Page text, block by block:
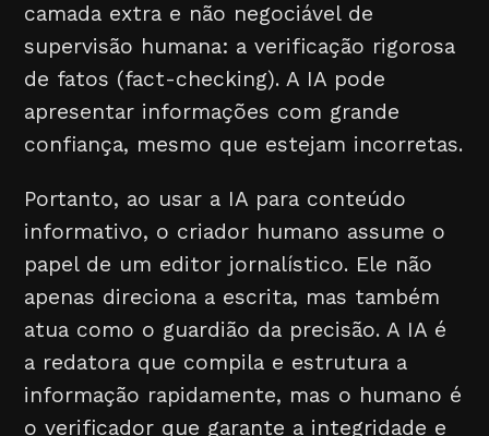
camada extra e não negociável de
supervisão humana: a verificação rigorosa
de fatos (fact-checking). A IA pode
apresentar informações com grande
confiança, mesmo que estejam incorretas.
Portanto, ao usar a IA para conteúdo
informativo, o criador humano assume o
papel de um editor jornalístico. Ele não
apenas direciona a escrita, mas também
atua como o guardião da precisão. A IA é
a redatora que compila e estrutura a
informação rapidamente, mas o humano é
o verificador que garante a integridade e